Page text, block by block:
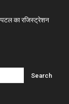
का रजिस्ट्रेशन